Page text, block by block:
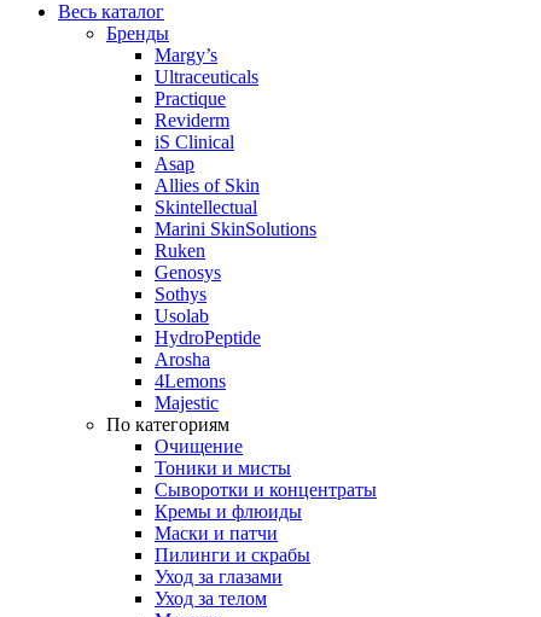
Весь каталог
Бренды
Margy’s
Ultraceuticals
Practique
Reviderm
iS Clinical
Asap
Allies of Skin
Skintellectual
Marini SkinSolutions
Ruken
Genosys
Sothys
Usolab
HydroPeptide
Arosha
4Lemons
Majestic
По категориям
Очищение
Тоники и мисты
Сыворотки и концентраты
Кремы и флюиды
Маски и патчи
Пилинги и скрабы
Уход за глазами
Уход за телом